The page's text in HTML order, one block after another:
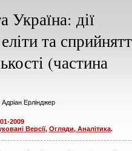
дії
та
(частина
Ерлінджер
2009
Версії, Огляди, Аналітика.